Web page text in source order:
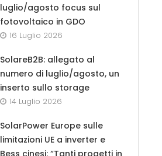
luglio/agosto focus sul
fotovoltaico in GDO
16 Luglio 2026
SolareB2B: allegato al
numero di luglio/agosto, un
inserto sullo storage
14 Luglio 2026
SolarPower Europe sulle
limitazioni UE a inverter e
Bess cinesi: “Tanti progetti in